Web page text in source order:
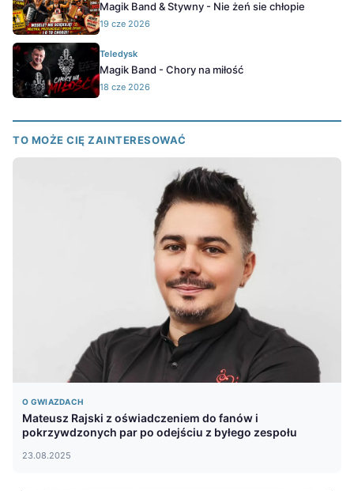
Magik Band & Stywny - Nie żeń sie chłopie
19 cze 2026
Teledysk
Magik Band - Chory na miłość
18 cze 2026
TO MOŻE CIĘ ZAINTERESOWAĆ
O GWIAZDACH
Mateusz Rajski z oświadczeniem do fanów i
pokrzywdzonych par po odejściu z byłego zespołu
23.08.2025